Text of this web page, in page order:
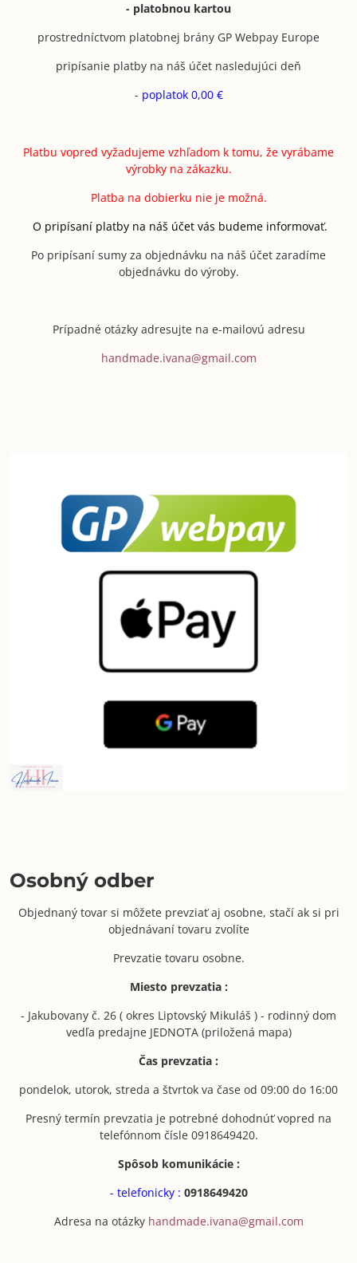
- platobnou kartou
prostredníctvom platobnej brány GP Webpay Europe
pripísanie platby na náš účet nasledujúci deň
- poplatok 0,00 €
Platbu vopred vyžadujeme vzhľadom k tomu, že vyrábame
výrobky na zákazku.
Platba na dobierku nie je možná.
O pripísaní platby na náš účet vás budeme informovať.
Po pripísaní sumy za objednávku na náš účet zaradíme
objednávku do výroby.
Prípadné otázky adresujte na e-mailovú adresu
handmade.ivana@gmail.com
Osobný odber
Objednaný tovar si môžete prevziať aj osobne, stačí ak si pri
objednávaní tovaru zvolíte
Prevzatie tovaru osobne.
Miesto prevzatia :
- Jakubovany č. 26 ( okres Liptovský Mikuláš ) - rodinný dom
vedľa predajne JEDNOTA (priložená mapa)
Čas prevzatia :
pondelok, utorok, streda a štvrtok va čase od 09:00 do 16:00
Presný termín prevzatia je potrebné dohodnúť vopred na
telefónnom čísle 0918649420.
Spôsob komunikácie :
- telefonicky : 0918649420
Adresa na otázky handmade.ivana@gmail.com